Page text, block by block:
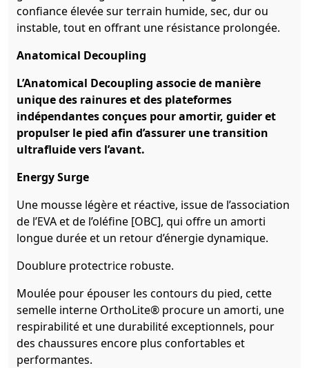
confiance élevée sur terrain humide, sec, dur ou
instable, tout en offrant une résistance prolongée.
Anatomical Decoupling
L’Anatomical Decoupling associe de manière
unique des rainures et des plateformes
indépendantes conçues pour amortir, guider et
propulser le pied afin d’assurer une transition
ultrafluide vers l’avant.
Energy Surge
Une mousse légère et réactive, issue de l’association
de l’EVA et de l’oléfine [OBC], qui offre un amorti
longue durée et un retour d’énergie dynamique.
Doublure protectrice robuste.
Moulée pour épouser les contours du pied, cette
semelle interne OrthoLite® procure un amorti, une
respirabilité et une durabilité exceptionnels, pour
des chaussures encore plus confortables et
performantes.